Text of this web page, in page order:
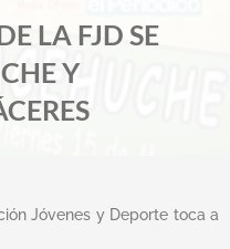
LA FJD SE
Y
Jóvenes y Deporte toca a